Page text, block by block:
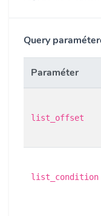
Query
Paraméter
list_offset
list_condition